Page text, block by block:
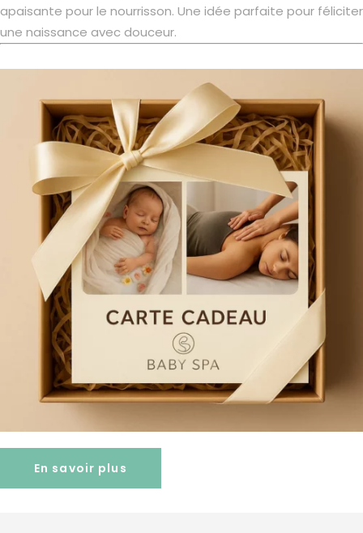
apaisante pour le nourrisson. Une idée parfaite pour féliciter
une naissance avec douceur.
En savoir plus